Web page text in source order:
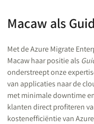
Macaw als
Met de Azure Migrate
Macaw haar positie als
onderstreept onze
van applicaties naar de
met minimale downtime
klanten direct profiteren
kostenefficiëntie van